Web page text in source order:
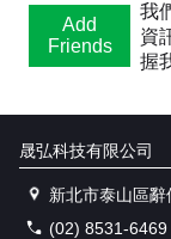
Add
Friends
我
資
握
晟弘科技有限公司
新北市泰山區
(02) 8531-6469